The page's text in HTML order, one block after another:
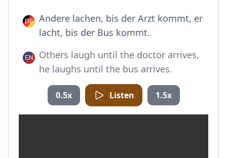
Andere lachen, bis der Arzt kommt, er
lacht, bis der Bus kommt.
Others laugh until the doctor arrives,
he laughs until the bus arrives.
0.5x Listen 1.5x